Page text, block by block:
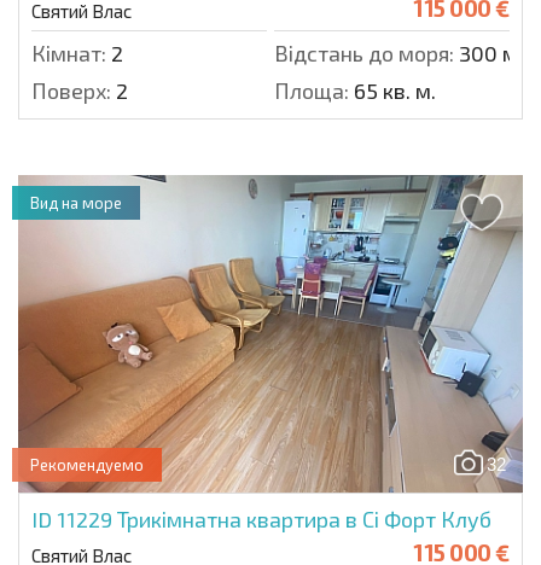
Святий Влас 115 000 €
Кімнат: 2 Відстань до моря: 300 м.
Поверх: 2 Площа: 65 кв. м.
32
Рекомендуемо
ID 11229 Трикімнатна квартира в Сі Форт Клуб
Святий Влас 115 000 €
Вид на море